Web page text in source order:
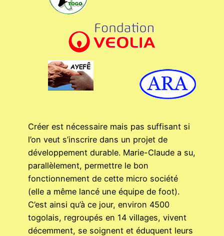
Créer est nécessaire mais pas suffisant si
l’on veut s’inscrire dans un projet de
développement durable. Marie-Claude a su,
parallèlement, permettre le bon
fonctionnement de cette micro société
(elle a même lancé une équipe de foot).
C’est ainsi qu’à ce jour, environ 4500
togolais, regroupés en 14 villages, vivent
décemment, se soignent et éduquent leurs